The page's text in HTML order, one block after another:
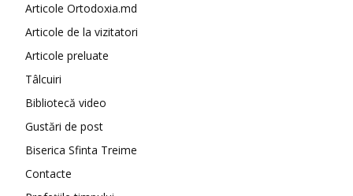
Articole Ortodoxia.md
Articole de la vizitatori
Articole preluate
Tâlcuiri
Bibliotecă video
Gustări de post
Biserica Sfinta Treime
Contacte